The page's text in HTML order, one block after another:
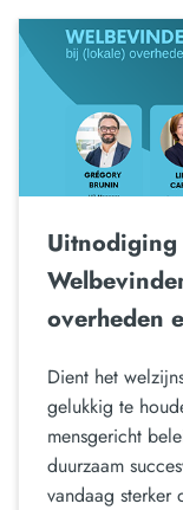
Uitnodiging
overheden
Dient het
gelukkig te
mensgericht
duurzaam
vandaag sterker